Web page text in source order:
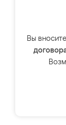
Вы